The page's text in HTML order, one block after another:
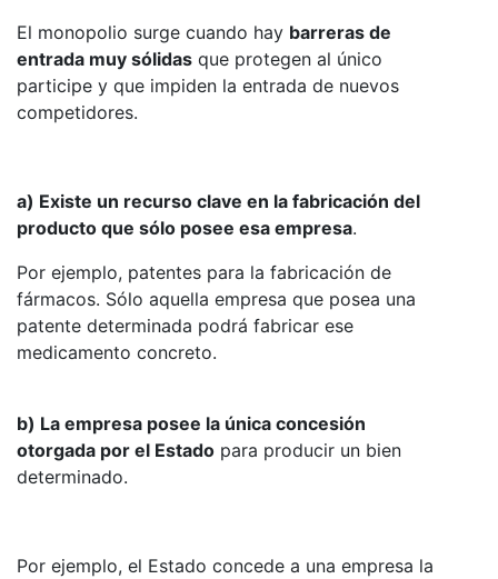
El monopolio surge cuando hay barreras de
entrada muy sólidas que protegen al único
participe y que impiden la entrada de nuevos
competidores.
a) Existe un recurso clave en la fabricación del
producto que sólo posee esa empresa.
Por ejemplo, patentes para la fabricación de
fármacos. Sólo aquella empresa que posea una
patente determinada podrá fabricar ese
medicamento concreto.
b) La empresa posee la única concesión
otorgada por el Estado para producir un bien
determinado.
Por ejemplo, el Estado concede a una empresa la